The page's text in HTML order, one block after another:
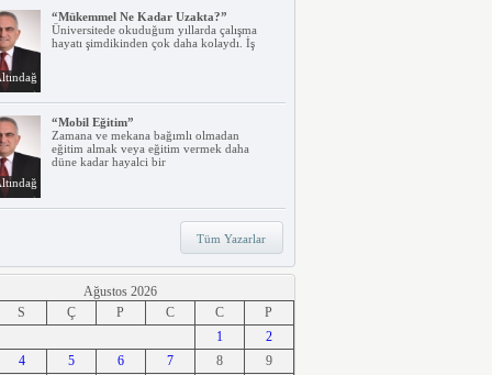
“Mükemmel Ne Kadar Uzakta?”
Üniversitede okuduğum yıllarda çalışma
hayatı şimdikinden çok daha kolaydı. İş
“Mobil Eğitim”
Zamana ve mekana bağımlı olmadan
eğitim almak veya eğitim vermek daha
düne kadar hayalci bir
“Teknoloji, Hızlı Tren ve İrem…”
Belki dikkatinizi çekmiştir. Türkiye’nin ilk
hızlı treni Ankara – Eskişehir
“Ne Duruyorsunuz, Dijitalleşsenize!”
Arabanız kendi kendine park ederken, siz
apartmanınıza giriyor ve evinizin kapısını
Tüm Yazarlar
Ağustos 2026
S Ç P C C
P
1
2
4 5 6 7 8
9